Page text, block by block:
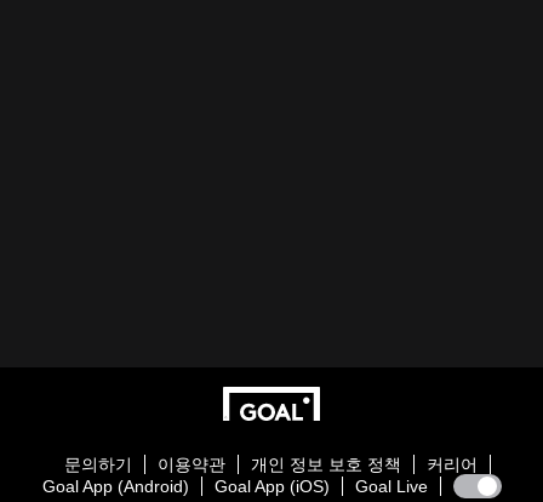
문의하기 이용약관 개인 정보 보호 정책
커리어
Goal App (Android)
Goal App (iOS) Goal Live